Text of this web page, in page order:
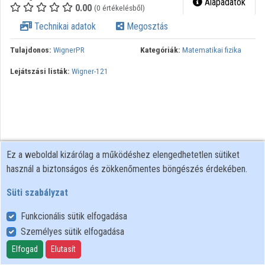
Közreműködők
0.00 (0 értékelésből) Alapadatok
Technikai adatok Megosztás
Tulajdonos: WignerPR Kategóriák: Matematikai fizika
Lejátszási listák: Wigner-121
Felhasználói szabályzat
Adatkezelési tájékoztató
Süti szabályzat
Ez a weboldal kizárólag a működéshez elengedhetetlen sütiket
használ a biztonságos és zökkenőmentes böngészés érdekében.
Süti szabályzat
Funkcionális sütik elfogadása
Személyes sütik elfogadása
Elfogad Elutasít